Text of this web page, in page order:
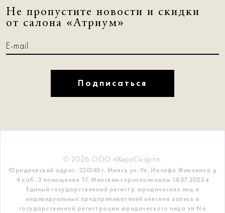
Не пропустите новости и скидки
от салона «Атриум»
Подписаться
© 2026 ООО «КераСмарт».
Юридический адрес: 220140 г. Минск ул. Ул. Иосифа Жиновича д
4 каб. 3 помещение ТС Минским горисполкомом 14.07.2022 в
Единый государственный регистр юридических лиц и
индивидуальных предпринимателей внесена запись о
государственной регистрации юридического лица за No